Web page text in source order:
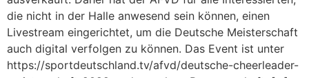
die nicht in der Halle anwesend sein können, einen
Livestream eingerichtet, um die Deutsche Meisterschaft
auch digital verfolgen zu können. Das Event ist unter
https://sportdeutschland.tv/afvd/deutsche-cheerleader-